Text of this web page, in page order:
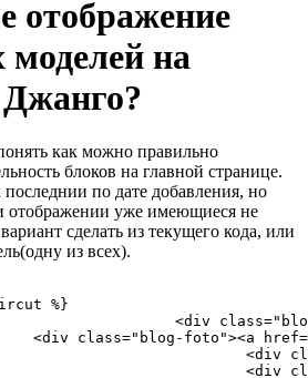
отображение
моделей на
как можно правильно
блоков на главной странице.
по дате добавления, но
отображении уже имеющиеся не
сделать из текущего кода, или
из всех).
%}
<div class="blog-foto"><a